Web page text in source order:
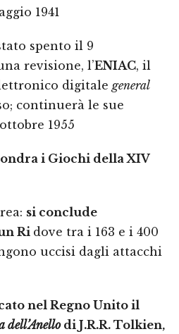
1941
spento il 9
revisione, l’ENIAC, il
digitale general
continuerà le sue
1955
i Giochi della XIV
si conclude
Ri dove tra i 163 e i 400
uccisi dagli attacchi
nel Regno Unito il
dell’Anellodi J.R.R. Tolkien,